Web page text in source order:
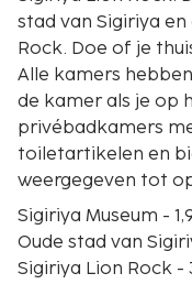
stad van Sigiriya
Rock. Doe of je
Alle kamers
de kamer als je op
privébadkamers
toiletartikelen en
weergegeven tot
Sigiriya Museum -
Oude stad van
Sigiriya Lion Rock -